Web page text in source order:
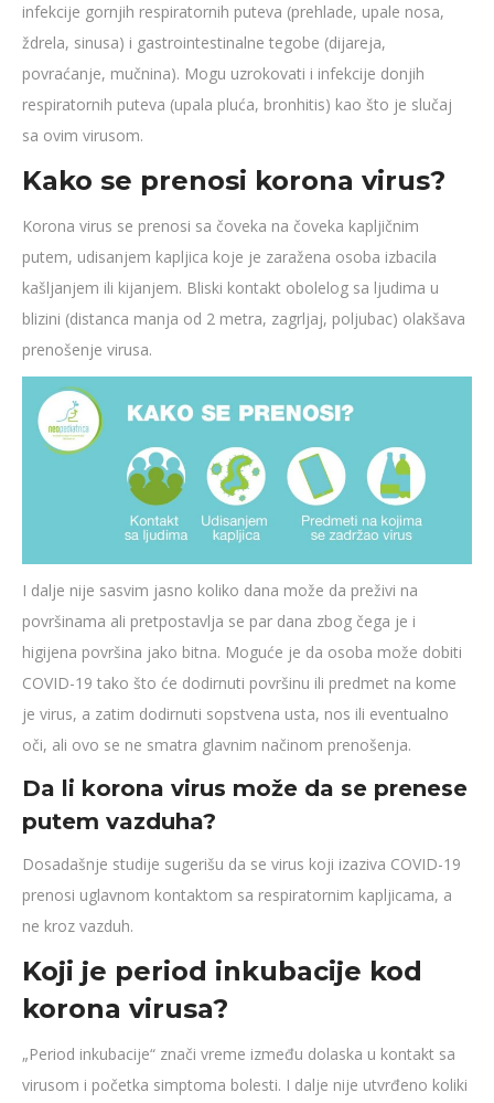
infekcije gornjih respiratornih puteva (prehlade, upale nosa,
ždrela, sinusa) i gastrointestinalne tegobe (dijareja,
povraćanje, mučnina). Mogu uzrokovati i infekcije donjih
respiratornih puteva (upala pluća, bronhitis) kao što je slučaj
sa ovim virusom.
Kako se prenosi korona virus?
Korona virus se prenosi sa čoveka na čoveka kapljičnim
putem, udisanjem kapljica koje je zaražena osoba izbacila
kašljanjem ili kijanjem. Bliski kontakt obolelog sa ljudima u
blizini (distanca manja od 2 metra, zagrljaj, poljubac) olakšava
prenošenje virusa.
I dalje nije sasvim jasno koliko dana može da preživi na
površinama ali pretpostavlja se par dana zbog čega je i
higijena površina jako bitna. Moguće je da osoba može dobiti
COVID-19 tako što će dodirnuti površinu ili predmet na kome
je virus, a zatim dodirnuti sopstvena usta, nos ili eventualno
oči, ali ovo se ne smatra glavnim načinom prenošenja.
Da li korona virus može da se prenese
putem vazduha?
Dosadašnje studije sugerišu da se virus koji izaziva COVID-19
prenosi uglavnom kontaktom sa respiratornim kapljicama, a
ne kroz vazduh.
Koji je period inkubacije kod
korona virusa?
„Period inkubacije“ znači vreme između dolaska u kontakt sa
virusom i početka simptoma bolesti. I dalje nije utvrđeno koliki